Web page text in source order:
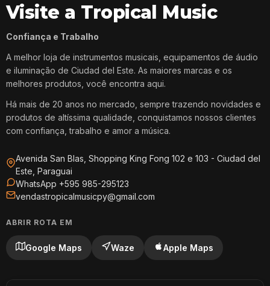
Visite a Tropical Music
Confiança e Trabalho
A melhor loja de instrumentos musicais, equipamentos de áudio
e iluminação de Ciudad del Este. As maiores marcas e os
melhores produtos, você encontra aqui.
Há mais de 20 anos no mercado, sempre trazendo novidades e
produtos de altíssima qualidade, conquistamos nossos clientes
com confiança, trabalho e amor a música.
Avenida San Blas, Shopping King Fong 102 e 103 - Ciudad del
Este, Paraguai
WhatsApp +595 985-295123
vendastropicalmusicpy@gmail.com
ABRIR ROTA EM
Google Maps Waze Apple Maps